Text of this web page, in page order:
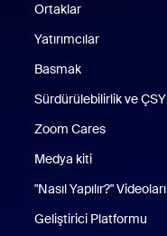
Ortaklar
Yatırımcılar
Basmak
Sürdürülebilirlik ve ÇSY
Zoom Cares
Medya kiti
"Nasıl Yapılır?" Videoları
Geliştirici Platformu